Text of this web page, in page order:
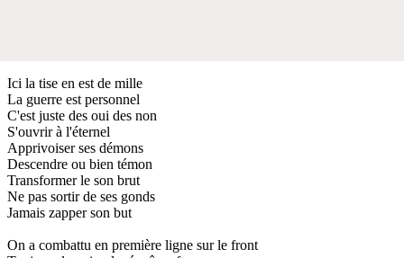
Ici la tise en est de mille
La guerre est personnel
C'est juste des oui des non
S'ouvrir à l'éternel
Apprivoiser ses démons
Descendre ou bien témon
Transformer le son brut
Ne pas sortir de ses gonds
Jamais zapper son but
On a combattu en première ligne sur le front